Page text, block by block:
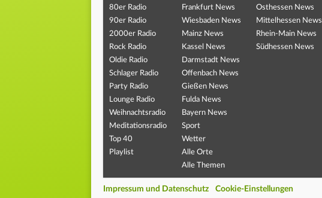
80er Radio
90er Radio
2000er Radio
Rock Radio
Oldie Radio
Schlager Radio
Party Radio
Lounge Radio
Weihnachtsradio
Meditationsradio
Top 40
Playlist
Frankfurt News
Wiesbaden News
Mainz News
Kassel News
Darmstadt News
Offenbach News
Gießen News
Fulda News
Bayern News
Sport
Wetter
Alle Orte
Alle Themen
Osthessen News
Mittelhessen News
Rhein-Main News
Südhessen News
Impressum und Datenschutz Cookie-Einstellungen